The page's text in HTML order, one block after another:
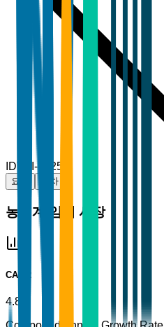
IDTBI-99257
요약 목차
농기계 임대 시장
CAGR
4.8%